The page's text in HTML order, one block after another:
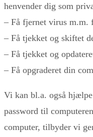
henvender dig som
– Få fjernet virus m.m.
– Få tjekket og skiftet
– Få tjekket og
– Få opgraderet din
Vi kan bl.a. også
password til
computer, tilbyder vi